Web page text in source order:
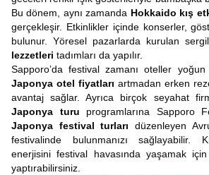
Bu dönem, aynı zamanda Hokkaido kış
gerçekleşir. Etkinlikler içinde konserler,
bulunur. Yöresel pazarlarda kurulan
lezzetleri tadımları da yapılır.
Sapporo’da festival zamanı oteller
Japonya otel fiyatları artmadan erken
avantaj sağlar. Ayrıca birçok seyahat
Japonya turu programlarına Sapporo
Japonya festival turları düzenleyen
festivalinde bulunmanızı sağlayabilir.
enerjisini festival havasında yaşamak
yaptırabilirsiniz.